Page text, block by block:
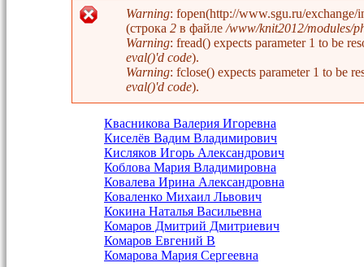
Сообщение об ошибке
Warning: fopen(http://www.sgu.ru/
(строка 2 в файле/www/knit2012/modules/
Warning: fread() expects parameter 1 to be
eval()'d code).
Warning: fclose() expects parameter 1 to be
eval()'d code).
Квасникова Валерия Игоревна
Киселёв Вадим Владимирович
Кисляков Игорь Александрович
Коблова Мария Владимировна
Ковалева Ирина Александровна
Коваленко Михаил Львович
Кокина Наталья Васильевна
Комаров Дмитрий Дмитриевич
Комаров Евгений В
Комарова Мария Сергеевна